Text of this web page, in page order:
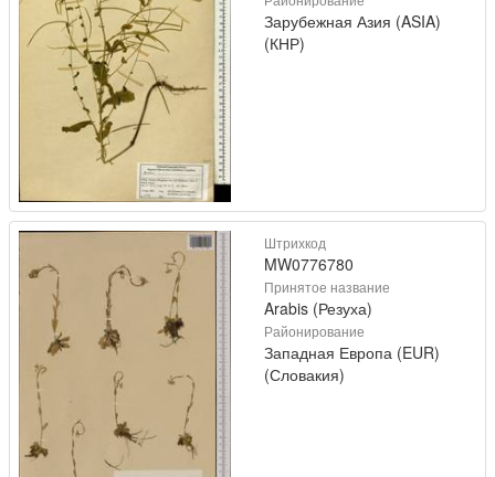
Зарубежная Азия (ASIA)
(КНР)
Штрихкод
MW0776780
Принятое название
Arabis (Резуха)
Районирование
Западная Европа (EUR)
(Словакия)